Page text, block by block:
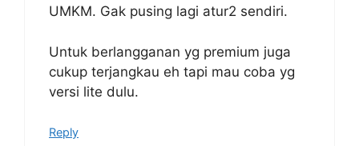
UMKM. Gak pusing lagi atur2 sendiri.
Untuk berlangganan yg premium juga
cukup terjangkau eh tapi mau coba yg
versi lite dulu.
Reply